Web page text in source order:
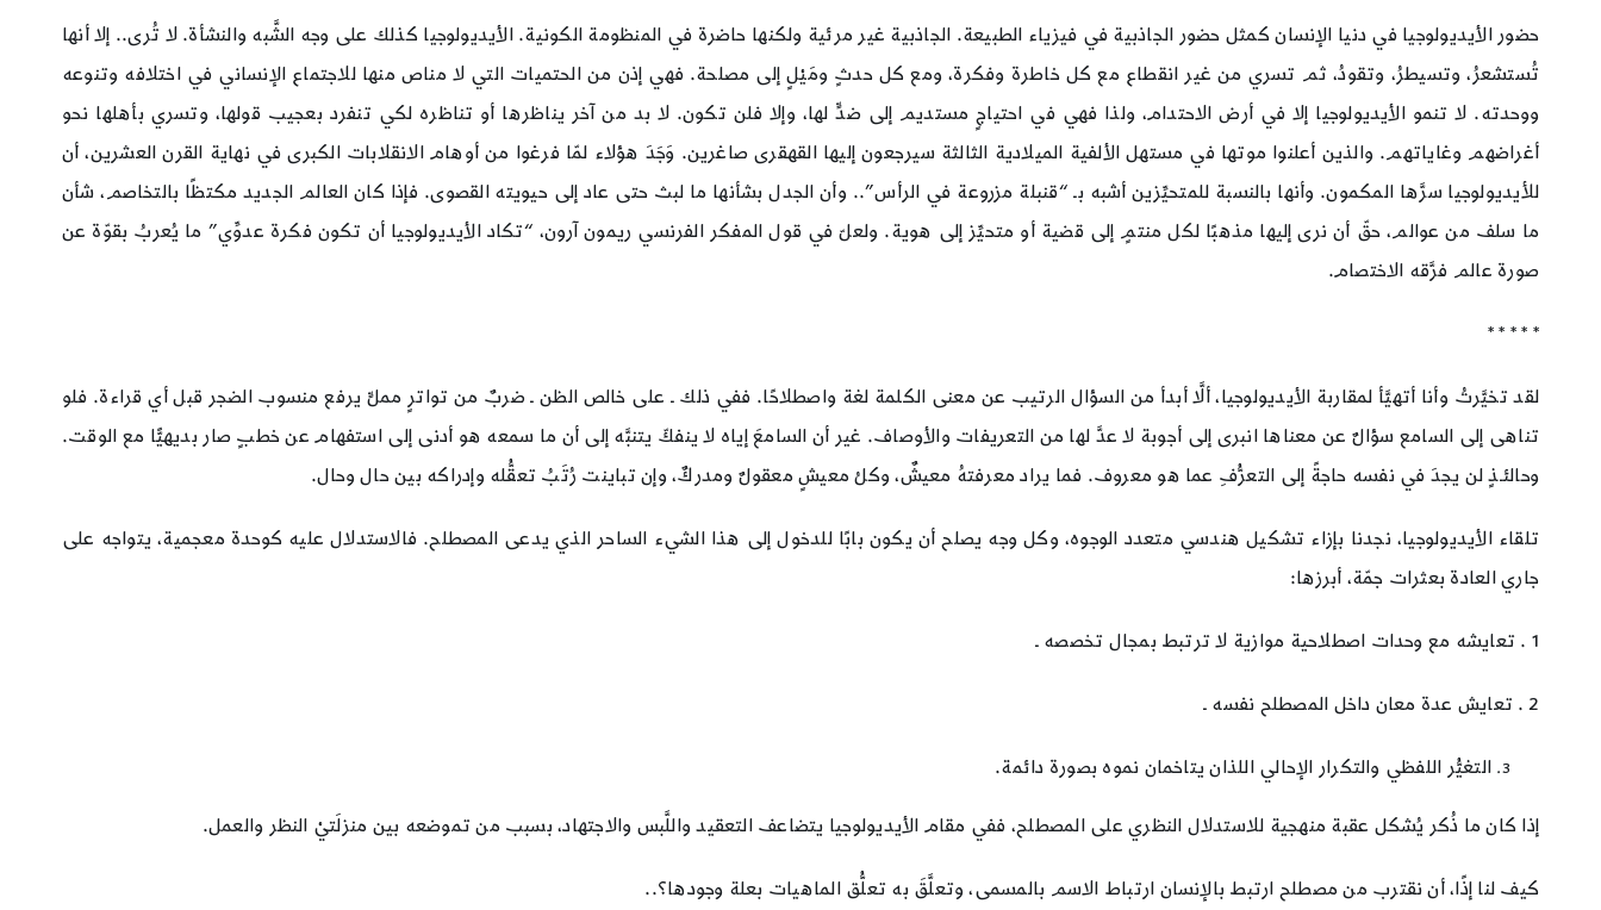
حضور الأيديولوجيا في دنيا الإنسان كمثل حضور الجاذبية في فيزياء الطبيعة. الجاذبية غير مرئية ولكنها حاضرة في المنظومة الكونية. الأيديولوجيا كذلك على وجه الشَّبه والنشأة. لا تُرى.. إلا أنها
تُستشعرُ، وتسيطرُ، وتقودُ، ثم تسري من غير انقطاع مع كل خاطرة وفكرة، ومع كل حدثٍ ومَيْلٍ إلى مصلحة. فهي إذن من الحتميات التي لا مناص منها للاجتماع الإنساني في اختلافه وتنوعه
ووحدته. لا تنمو الأيديولوجيا إلا في أرض الاحتدام، ولذا فهي في احتياجٍ مستديم إلى ضدٍّ لها، وإلا فلن تكون. لا بد من آخر يناظرها أو تناظره لكي تنفرد بعجيب قولها، وتسري بأهلها نحو
أغراضهم وغاياتهم. والذين أعلنوا موتها في مستهل الألفية الميلادية الثالثة سيرجعون إليها القهقرى صاغرين. وَجَدَ هؤلاء لمّا فرغوا من أوهام الانقلابات الكبرى في نهاية القرن العشرين، أن
للأيديولوجيا سرَّها المكمون. وأنها بالنسبة للمتحيِّزين أشبه بـ “قنبلة مزروعة في الرأس”.. وأن الجدل بشأنها ما لبث حتى عاد إلى حيويته القصوى. فإذا كان العالم الجديد مكتظًا بالتخاصم، شأن
ما سلف من عوالم، حقّ أن نرى إليها مذهبًا لكل منتمٍ إلى قضية أو متحيِّز إلى هوية. ولعلّ في قول المفكر الفرنسي ريمون آرون، “تكاد الأيديولوجيا أن تكون فكرة عدوِّي” ما يُعربُ بقوّة عن
صورة عالم فرَّقه الاختصام.
* * * * *
لقد تخيَّرتُ وأنا أتهيَّأ لمقاربة الأيديولوجيا، ألَّا أبدأ من السؤال الرتيب عن معنى الكلمة لغة واصطلاحًا. ففي ذلك ـ على خالص الظن ـ ضربٌ من تواترٍ مملٍّ يرفع منسوب الضجر قبل أي قراءة. فلو
تناهى إلى السامع سؤالٌ عن معناها انبرى إلى أجوبة لا عدَّ لها من التعريفات والأوصاف. غير أن السامعَ إياه لا ينفكّ يتنبَّه إلى أن ما سمعه هو أدنى إلى استفهام عن خطبٍ صار بديهيًّا مع الوقت.
وحالئـذٍ لن يجدَ في نفسه حاجةً إلى التعرُّفِ عما هو معروف. فما يراد معرفتهُ معيشٌ، وكلُ معيشٍ معقولٌ ومدركٌ، وإن تباينت رُتَبُ تعقُّله وإدراكه بين حال وحال.
تلقاء الأيديولوجيا، نجدنا بإزاء تشكيل هندسي متعدد الوجوه، وكل وجه يصلح أن يكون بابًا للدخول إلى هذا الشيء الساحر الذي يدعى المصطلح. فالاستدلال عليه كوحدة معجمية، يتواجه على
جاري العادة بعثرات جمّة، أبرزها:
1 . تعايشه مع وحدات اصطلاحية موازية لا ترتبط بمجال تخصصه ـ
2 . تعايش عدة معان داخل المصطلح نفسه ـ
التغيُّر اللفظي والتكرار الإحالي اللذان يتاخمان نموه بصورة دائمة.
إذا كان ما ذُكر يُشكل عقبة منهجية للاستدلال النظري على المصطلح، ففي مقام الأيديولوجيا يتضاعف التعقيد واللَّبس والاجتهاد، بسبب من تموضعه بين منزلَتيْ النظر والعمل.
كيف لنا إذًا، أن نقترب من مصطلح ارتبط بالإنسان ارتباط الاسم بالمسمى، وتعلَّقَ به تعلُّق الماهيات بعلة وجودها؟..